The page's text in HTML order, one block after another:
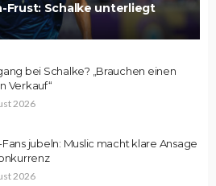
Frust: Schalke unterliegt
bei Schalke? „Brauchen einen
Verkauf“
2026
jubeln: Muslic macht klare Ansage
2026